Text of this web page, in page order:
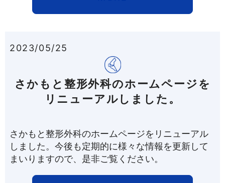
2023/05/25
さかもと整形外科のホームページを
リニューアルしました。
さかもと整形外科のホームページをリニューアル
しました。今後も定期的に様々な情報を更新して
まいりますので、是非ご覧ください。